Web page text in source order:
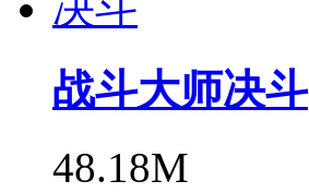
战斗大师决斗
48.18M